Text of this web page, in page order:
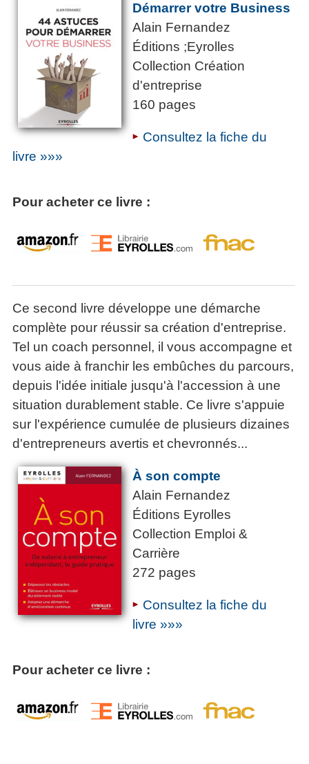
Démarrer votre Business
Alain Fernandez
Éditions ;Eyrolles
Collection Création
d'entreprise
160 pages
Consultez la fiche du
livre »»»
Pour acheter ce livre :
Ce second livre développe une démarche
complète pour réussir sa création d'entreprise.
Tel un coach personnel, il vous accompagne et
vous aide à franchir les embûches du parcours,
depuis l'idée initiale jusqu'à l'accession à une
situation durablement stable. Ce livre s'appuie
sur l'expérience cumulée de plusieurs dizaines
d'entrepreneurs avertis et chevronnés...
À son compte
Alain Fernandez
Éditions Eyrolles
Collection Emploi &
Carrière
272 pages
Consultez la fiche du
livre »»»
Pour acheter ce livre :